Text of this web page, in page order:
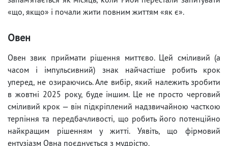
«що, якщо» і почали жити повним життям «як є».
Овен
Овен звик приймати рішення миттєво. Цей сміливий (а
часом і імпульсивний) знак найчастіше робить крок
уперед, не озираючись. Але вибір, який належить зробити
в жовтні 2025 року, буде іншим. Це не просто черговий
сміливий крок — він підкріплений надзвичайною часткою
терпіння та передбачливості, що робить його потенційно
найкращим рішенням у житті. Уявіть, що фірмовий
ентузіазм Овна поєднується з мудрістю.